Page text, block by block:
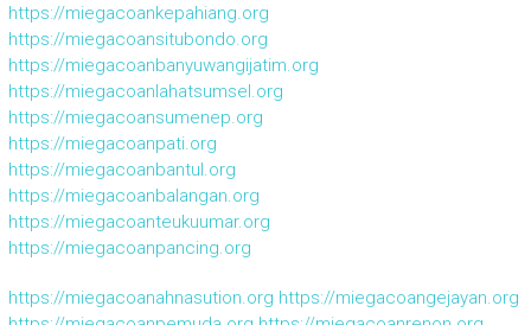
https://miegacoankepahiang.org
https://miegacoansitubondo.org
https://miegacoanbanyuwangijatim.org
https://miegacoanlahatsumsel.org
https://miegacoansumenep.org
https://miegacoanpati.org
https://miegacoanbantul.org
https://miegacoanbalangan.org
https://miegacoanteukuumar.org
https://miegacoanpancing.org
https://miegacoanahnasution.org https://miegacoangejayan.org